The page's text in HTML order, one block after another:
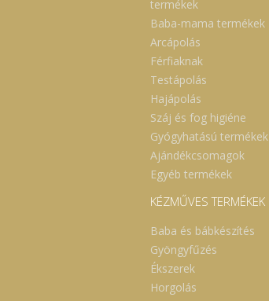
termékek
Baba-mama termékek
Arcápolás
Férfiaknak
Testápolás
Hajápolás
Száj és fog higiéne
Gyógyhatású termékek
Ajándékcsomagok
Egyéb termékek
KÉZMŰVES TERMÉKEK
Baba és bábkészítés
Gyöngyfűzés
Ékszerek
Horgolás